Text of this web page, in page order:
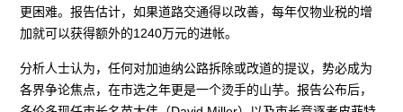
更困难。报告估计，如果道路交通得以改善，每年仅物业税的增
加就可以获得额外的1240万元的进帐。
分析人士认为，任何对加迪纳公路拆除或改道的提议，势必成为
各界争论焦点，在市选之年更是一个烫手的山芋。报告公布后，